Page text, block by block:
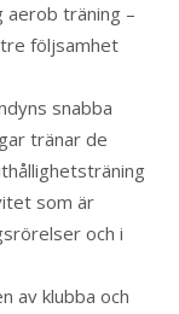
aerob träning –
följsamhet
snabba
tränar de
som är
och i
av klubba och